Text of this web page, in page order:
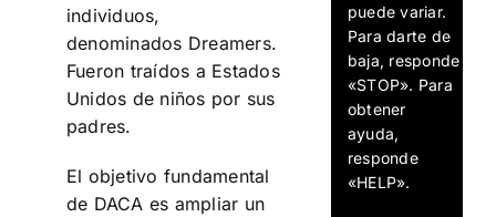
individuos,
denominados Dreamers.
Fueron traídos a Estados
Unidos de niños por sus
padres.
El objetivo fundamental
de DACA es ampliar un
puede variar.
Para darte de
baja, responde
«STOP». Para
obtener
ayuda,
responde
«HELP».